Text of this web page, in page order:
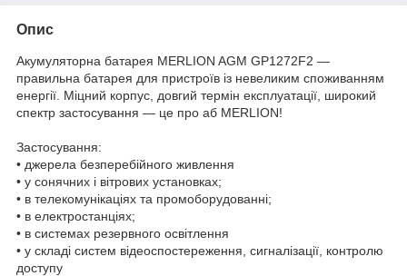
Опис
Акумуляторна батарея MERLION AGM GP1272F2 —
правильна батарея для пристроїв із невеликим споживанням
енергії. Міцний корпус, довгий термін експлуатації, широкий
спектр застосування — це про аб MERLION!
Застосування:
• джерела безперебійного живлення
• у сонячних і вітрових установках;
• в телекомунікаціях та промоборудованні;
• в електростанціях;
• в системах резервного освітлення
• у складі систем відеоспостереження, сигналізації, контролю
доступу